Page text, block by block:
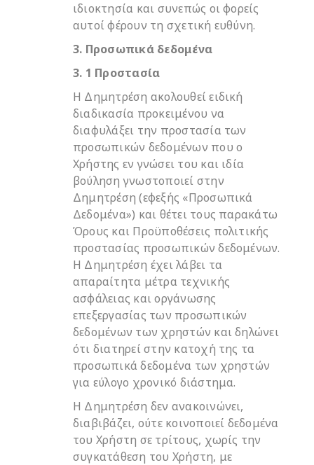
ιδιοκτησία και συνεπώς οι φορείς
αυτοί φέρουν τη σχετική ευθύνη.
3. Προσωπικά δεδομένα
3. 1 Προστασία
Η Δημητρέση ακολουθεί ειδική
διαδικασία προκειμένου να
διαφυλάξει την προστασία των
προσωπικών δεδομένων που ο
Χρήστης εν γνώσει του και ιδία
βούληση γνωστοποιεί στην
Δημητρέση (εφεξής «Προσωπικά
Δεδομένα») και θέτει τους παρακάτω
Όρους και Προϋποθέσεις πολιτικής
προστασίας προσωπικών δεδομένων.
Η Δημητρέση έχει λάβει τα
απαραίτητα μέτρα τεχνικής
ασφάλειας και οργάνωσης
επεξεργασίας των προσωπικών
δεδομένων των χρηστών και δηλώνει
ότι διατηρεί στην κατοχή της τα
προσωπικά δεδομένα των χρηστών
για εύλογο χρονικό διάστημα.
Η Δημητρέση δεν ανακοινώνει,
διαβιβάζει, ούτε κοινοποιεί δεδομένα
του Χρήστη σε τρίτους, χωρίς την
συγκατάθεση του Χρήστη, με